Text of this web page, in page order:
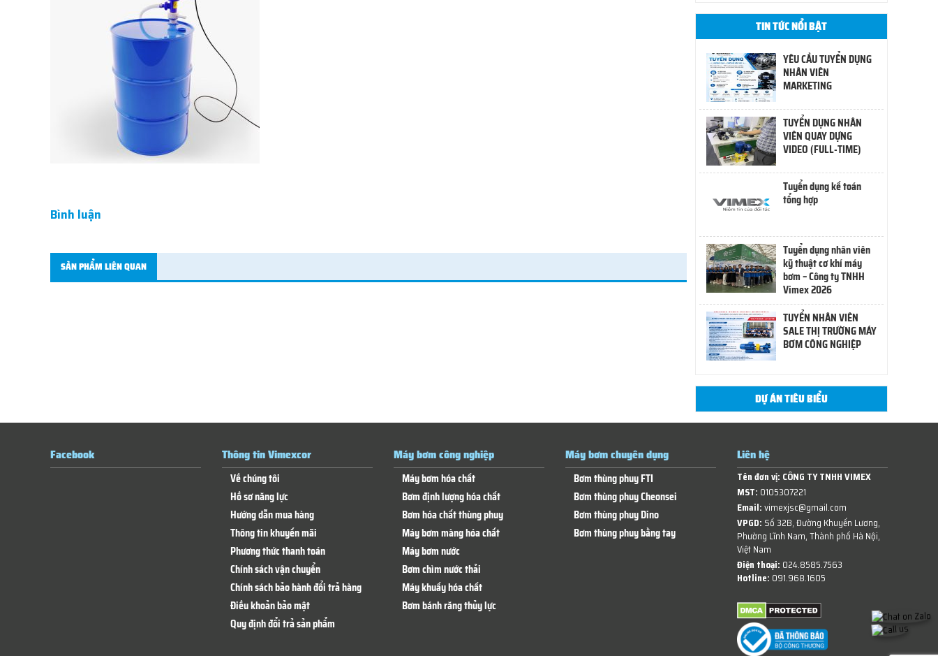
Bình luận
SẢN PHẨM LIÊN QUAN
TIN TỨC NỔI BẬT
YÊU CẦU TUYỂN DỤNG
NHÂN VIÊN
MARKETING
TUYỂN DỤNG NHÂN
VIÊN QUAY DỰNG
VIDEO (FULL-TIME)
Tuyển dụng kế toán
tổng hợp
Tuyển dụng nhân viên
kỹ thuật cơ khí máy
bơm – Công ty TNHH
Vimex 2026
TUYỂN NHÂN VIÊN
SALE THỊ TRƯỜNG MÁY
BƠM CÔNG NGHIỆP
DỰ ÁN TIÊU BIỂU
Facebook Thông tin Vimexcor
Về chúng tôi
Hồ sơ năng lực
Hướng dẫn mua hàng
Thông tin khuyến mãi
Phương thức thanh toán
Chính sách vận chuyển
Chính sách bảo hành đổi trả hàng
Điều khoản bảo mật
Quy định đổi trả sản phẩm
Máy bơm công nghiệp
Máy bơm hóa chất
Bơm định lượng hóa chất
Bơm hóa chất thùng phuy
Máy bơm màng hóa chất
Máy bơm nước
Bơm chìm nước thải
Máy khuấy hóa chất
Bơm bánh răng thủy lực
Máy bơm chuyên dụng
Bơm thùng phuy FTI
Bơm thùng phuy Cheonsei
Bơm thùng phuy Dino
Bơm thùng phuy bằng tay
Liên hệ
Tên đơn vị: CÔNG TY TNHH VIMEX
MST: 0105307221
Email:vimexjsc@gmail.com
VPGD: Số 32B, Đường Khuyến Lương,
Phường Lĩnh Nam, Thành phố Hà Nội,
Việt Nam
Điện thoại: 024.8585.7563
Hotline: 091.968.1605